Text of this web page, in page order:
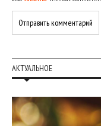
АКТУАЛЬНОЕ